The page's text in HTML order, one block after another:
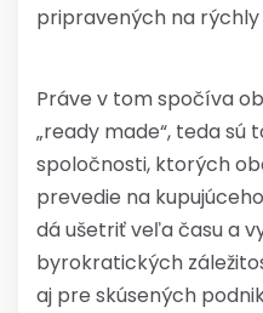
pripravených na
Práve v tom spočíva
„ready made“, teda sú
spoločnosti, ktorých
prevedie na
dá ušetriť veľa času a
byrokratických
aj pre skúsených